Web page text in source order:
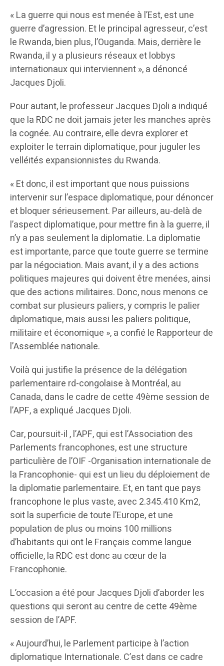
« La guerre qui nous est menée à l’Est, est une
guerre d’agression. Et le principal agresseur, c’est
le Rwanda, bien plus, l’Ouganda. Mais, derrière le
Rwanda, il y a plusieurs réseaux et lobbys
internationaux qui interviennent », a dénoncé
Jacques Djoli.
Pour autant, le professeur Jacques Djoli a indiqué
que la RDC ne doit jamais jeter les manches après
la cognée. Au contraire, elle devra explorer et
exploiter le terrain diplomatique, pour juguler les
velléités expansionnistes du Rwanda.
« Et donc, il est important que nous puissions
intervenir sur l’espace diplomatique, pour dénoncer
et bloquer sérieusement. Par ailleurs, au-delà de
l’aspect diplomatique, pour mettre fin à la guerre, il
n’y a pas seulement la diplomatie. La diplomatie
est importante, parce que toute guerre se termine
par la négociation. Mais avant, il y a des actions
politiques majeures qui doivent être menées, ainsi
que des actions militaires. Donc, nous menons ce
combat sur plusieurs paliers, y compris le palier
diplomatique, mais aussi les paliers politique,
militaire et économique », a confié le Rapporteur de
l’Assemblée nationale.
Voilà qui justifie la présence de la délégation
parlementaire rd-congolaise à Montréal, au
Canada, dans le cadre de cette 49ème session de
l’APF, a expliqué Jacques Djoli.
Car, poursuit-il , l’APF, qui est l’Association des
Parlements francophones, est une structure
particulière de l’OIF -Organisation internationale de
la Francophonie- qui est un lieu du déploiement de
la diplomatie parlementaire. Et, en tant que pays
francophone le plus vaste, avec 2.345.410 Km2,
soit la superficie de toute l’Europe, et une
population de plus ou moins 100 millions
d’habitants qui ont le Français comme langue
officielle, la RDC est donc au cœur de la
Francophonie.
L’occasion a été pour Jacques Djoli d’aborder les
questions qui seront au centre de cette 49ème
session de l’APF.
« Aujourd’hui, le Parlement participe à l’action
diplomatique Internationale. C’est dans ce cadre